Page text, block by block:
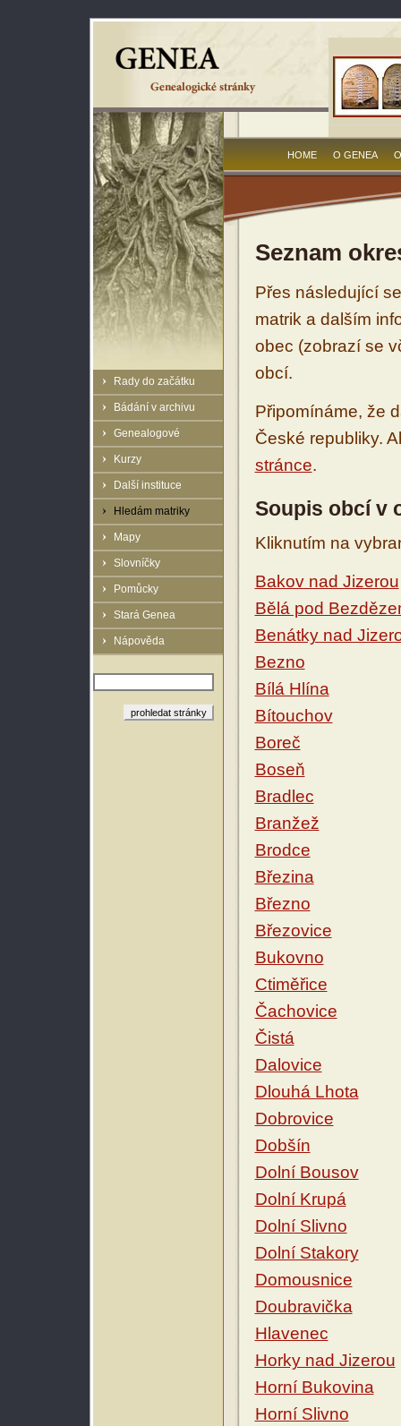
Rady do začátku
Bádání v archivu
Genealogové
Kurzy
Další instituce
Hledám matriky
Mapy
Slovníčky
Pomůcky
Stará Genea
Nápověda
HOME O GENEA
Seznam
Přes následující
matrik a dalším
obec (zobrazí se
obcí.
Připomínáme, že
České republiky.
stránce.
Soupis obcí v
Kliknutím na
Bakov nad Jizerou
Bělá pod
Benátky nad
Bezno
Bílá Hlína
Bítouchov
Boreč
Boseň
Bradlec
Branžež
Brodce
Březina
Březno
Březovice
Bukovno
Ctiměřice
Čachovice
Čistá
Dalovice
Dlouhá Lhota
Dobrovice
Dobšín
Dolní Bousov
Dolní Krupá
Dolní Slivno
Dolní Stakory
Domousnice
Doubravička
Hlavenec
Horky nad Jizerou
Horní Bukovina
Horní Slivno